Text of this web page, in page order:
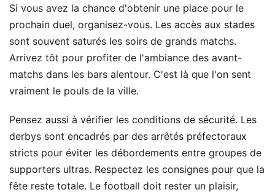
Si vous avez la chance d'obtenir une place pour le
prochain duel, organisez-vous. Les accès aux stades
sont souvent saturés les soirs de grands matchs.
Arrivez tôt pour profiter de l'ambiance des avant-
matchs dans les bars alentour. C'est là que l'on sent
vraiment le pouls de la ville.
Pensez aussi à vérifier les conditions de sécurité. Les
derbys sont encadrés par des arrêtés préfectoraux
stricts pour éviter les débordements entre groupes de
supporters ultras. Respectez les consignes pour que la
fête reste totale. Le football doit rester un plaisir,